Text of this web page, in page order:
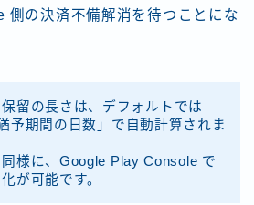
側の決済不備解消を待つことにな
留の長さは、デフォルトでは
予期間の日数」で自動計算されま
様に、Google Play Console で
が可能です。